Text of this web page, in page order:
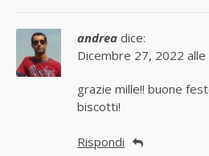
andrea dice:
Dicembre 27, 2022 alle
grazie mille!! buone
biscotti!
Rispondi